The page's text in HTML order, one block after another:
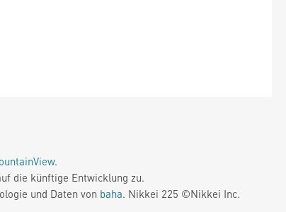
.
die künftige Entwicklung zu.
und Daten von baha. Nikkei 225 ©Nikkei Inc.